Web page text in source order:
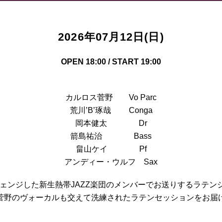
2026年07月12日(日)
OPEN 18:00 / START 19:00
カルロス菅野 Vo Parc
荒川’B’琢哉 Conga
岡本健太 Dr
箭島祐治 Bass
畠山ケイ Pf
アンディー・ウルフ Sax
ンジした新生熱帯JAZZ楽団のメンバーでお送りするラテン
野のヴォーカルも交えて洗練されたラテンセッションをお届